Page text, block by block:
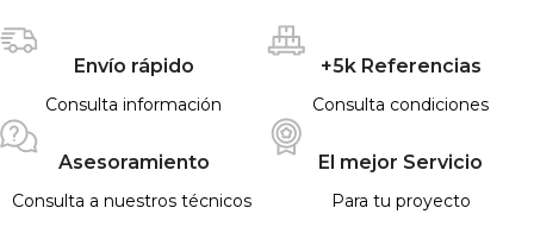
Envío rápido
Consulta información
+5k Referencias
Consulta condiciones
Asesoramiento
Consulta a nuestros técnicos
El mejor Servicio
Para tu proyecto